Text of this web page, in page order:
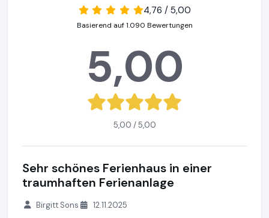
4,76 / 5,00
Basierend auf 1.090 Bewertungen
5,00
5,00 / 5,00
Sehr schönes Ferienhaus in einer
traumhaften Ferienanlage
Birgitt Sons 12.11.2025